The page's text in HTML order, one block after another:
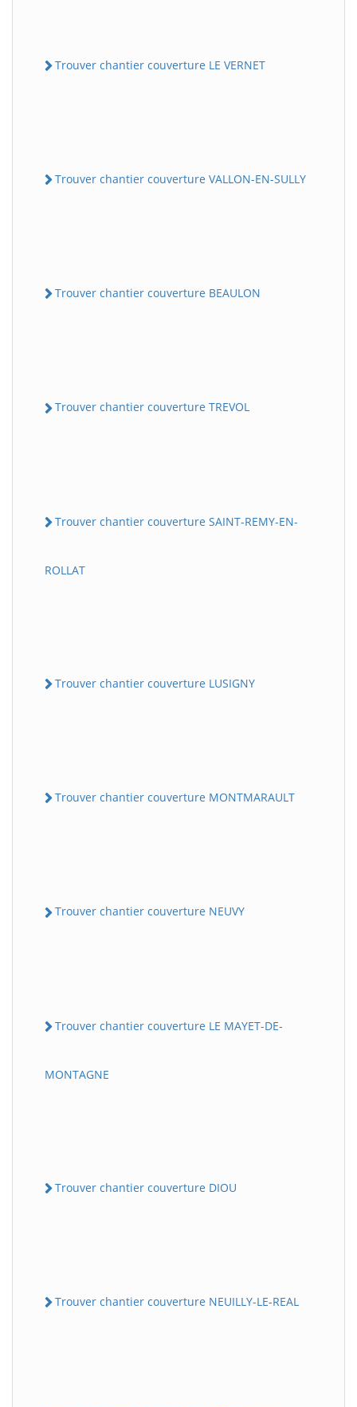
Trouver chantier couverture LE VERNET
Trouver chantier couverture VALLON-EN-SULLY
Trouver chantier couverture BEAULON
Trouver chantier couverture TREVOL
Trouver chantier couverture SAINT-REMY-EN-
ROLLAT
Trouver chantier couverture LUSIGNY
Trouver chantier couverture MONTMARAULT
Trouver chantier couverture NEUVY
Trouver chantier couverture LE MAYET-DE-
MONTAGNE
Trouver chantier couverture DIOU
Trouver chantier couverture NEUILLY-LE-REAL